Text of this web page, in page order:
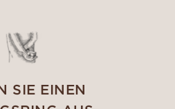
SIE EINEN